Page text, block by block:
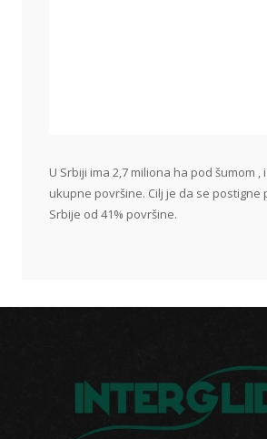
U Srbiji ima 2,7 miliona ha pod šumom ,
ukupne površine. Cilj je da se postigne
Srbije od 41% površine.